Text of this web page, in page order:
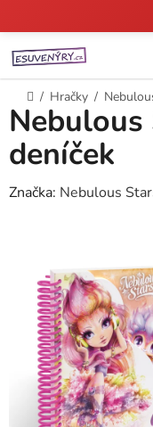
na
obsah
Domů
/ Hračky /
deníček
Značka: Nebulous